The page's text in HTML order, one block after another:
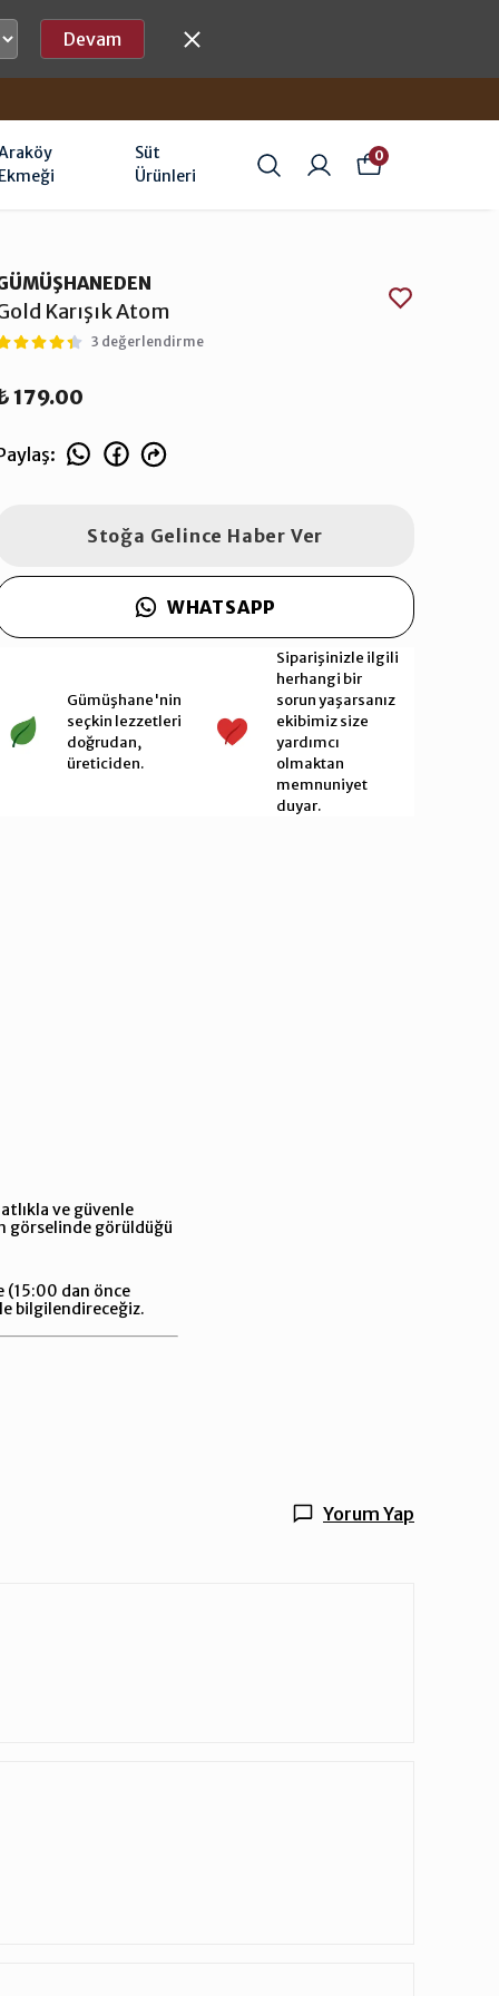
Devam
Süt
Ürünleri
0
Karışık Atom
3 değerlendirme
179.00
:
Stoğa Gelince Haber Ver
WHATSAPP
Gümüşhane'nin
seçkin lezzetleri
doğrudan,
üreticiden.
Siparişinizle ilgili
herhangi bir
sorun yaşarsanız
ekibimiz size
yardımcı
olmaktan
memnuniyet
duyar.
ve güvenle
görselinde görüldüğü
(15:00 dan önce
bilgilendireceğiz.
Yorum Yap